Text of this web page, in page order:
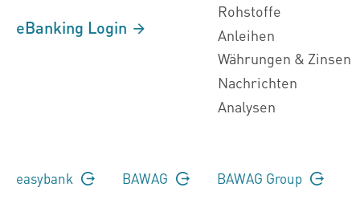
eBanking Login
Rohstoffe
Anleihen
Währungen & Zinsen
Nachrichten
Analysen
easybank BAWAG BAWAG Group